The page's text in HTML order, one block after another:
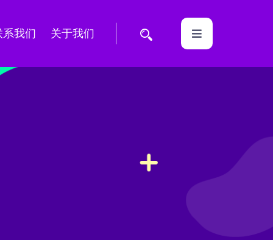
系我们 关于我们